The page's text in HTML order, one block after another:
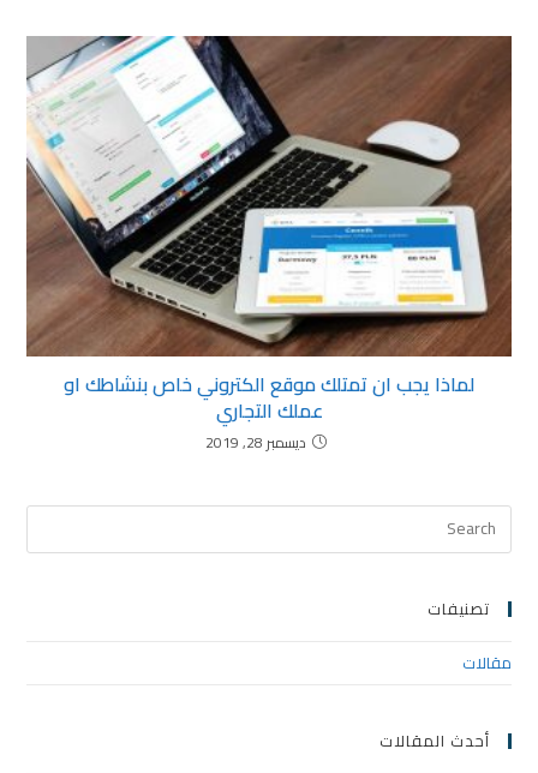
لماذا يجب ان تمتلك موقع الكتروني خاص بنشاطك او
عملك التجاري
ديسمبر 28, 2019
تصنيفات
مقالات
أحدث المقالات